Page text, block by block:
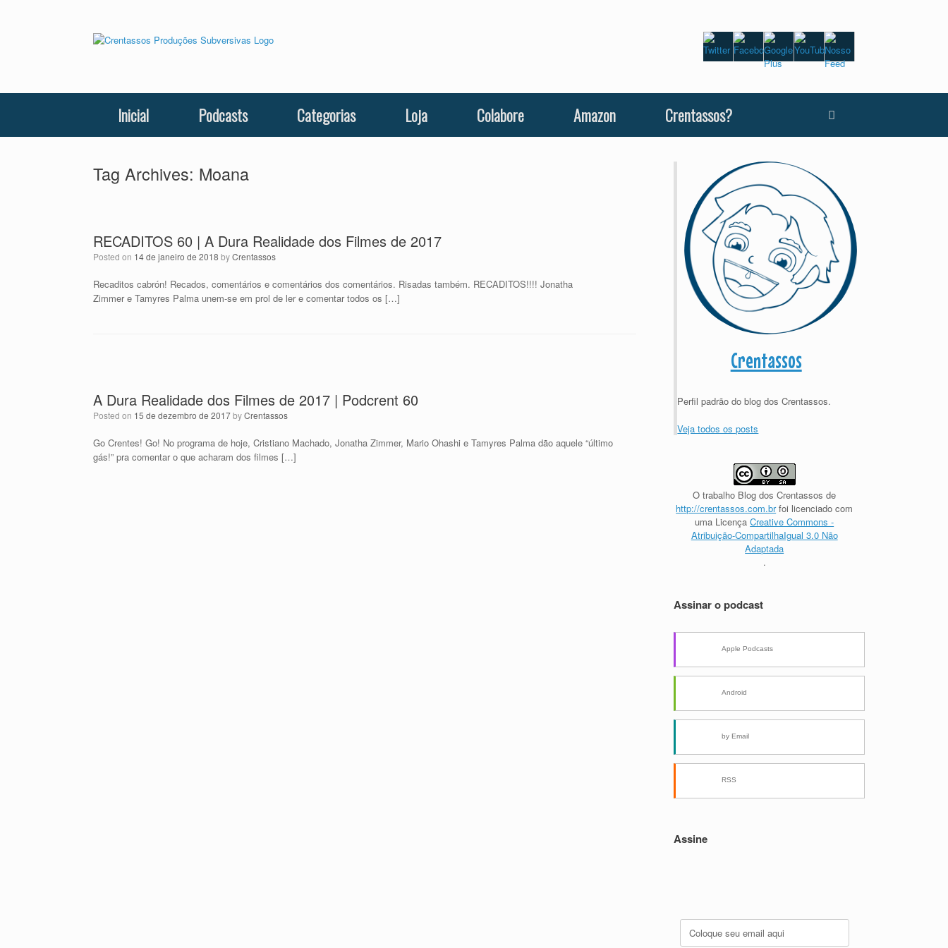
Inicial Podcasts Categorias Loja Colabore Amazon Crentassos?
Tag Archives: Moana
RECADITOS 60 | A Dura Realidade dos Filmes de 2017
Posted on 14 de janeiro de 2018 byCrentassos
Recaditos cabrón! Recados, comentários e comentários dos comentários. Risadas também. RECADITOS!!!! Jonatha
Zimmer e Tamyres Palma unem-se em prol de ler e comentar todos os […]
A Dura Realidade dos Filmes de 2017 | Podcrent 60
Posted on 15 de dezembro de 2017byCrentassos
Go Crentes! Go! No programa de hoje, Cristiano Machado, Jonatha Zimmer, Mario Ohashi e Tamyres Palma dão aquele “último
gás!” pra comentar o que acharam dos filmes […]
Crentassos
Perfil padrão do blog dos Crentassos.
Veja todos os posts
O trabalho Blog dos Crentassos de
http://crentassos.com.brfoi licenciado com
uma LicençaCreative Commons -
Atribuição-CompartilhaIgual 3.0 Não
Adaptada
.
Assinar o podcast
Apple Podcasts
Android
by Email
RSS
Assine